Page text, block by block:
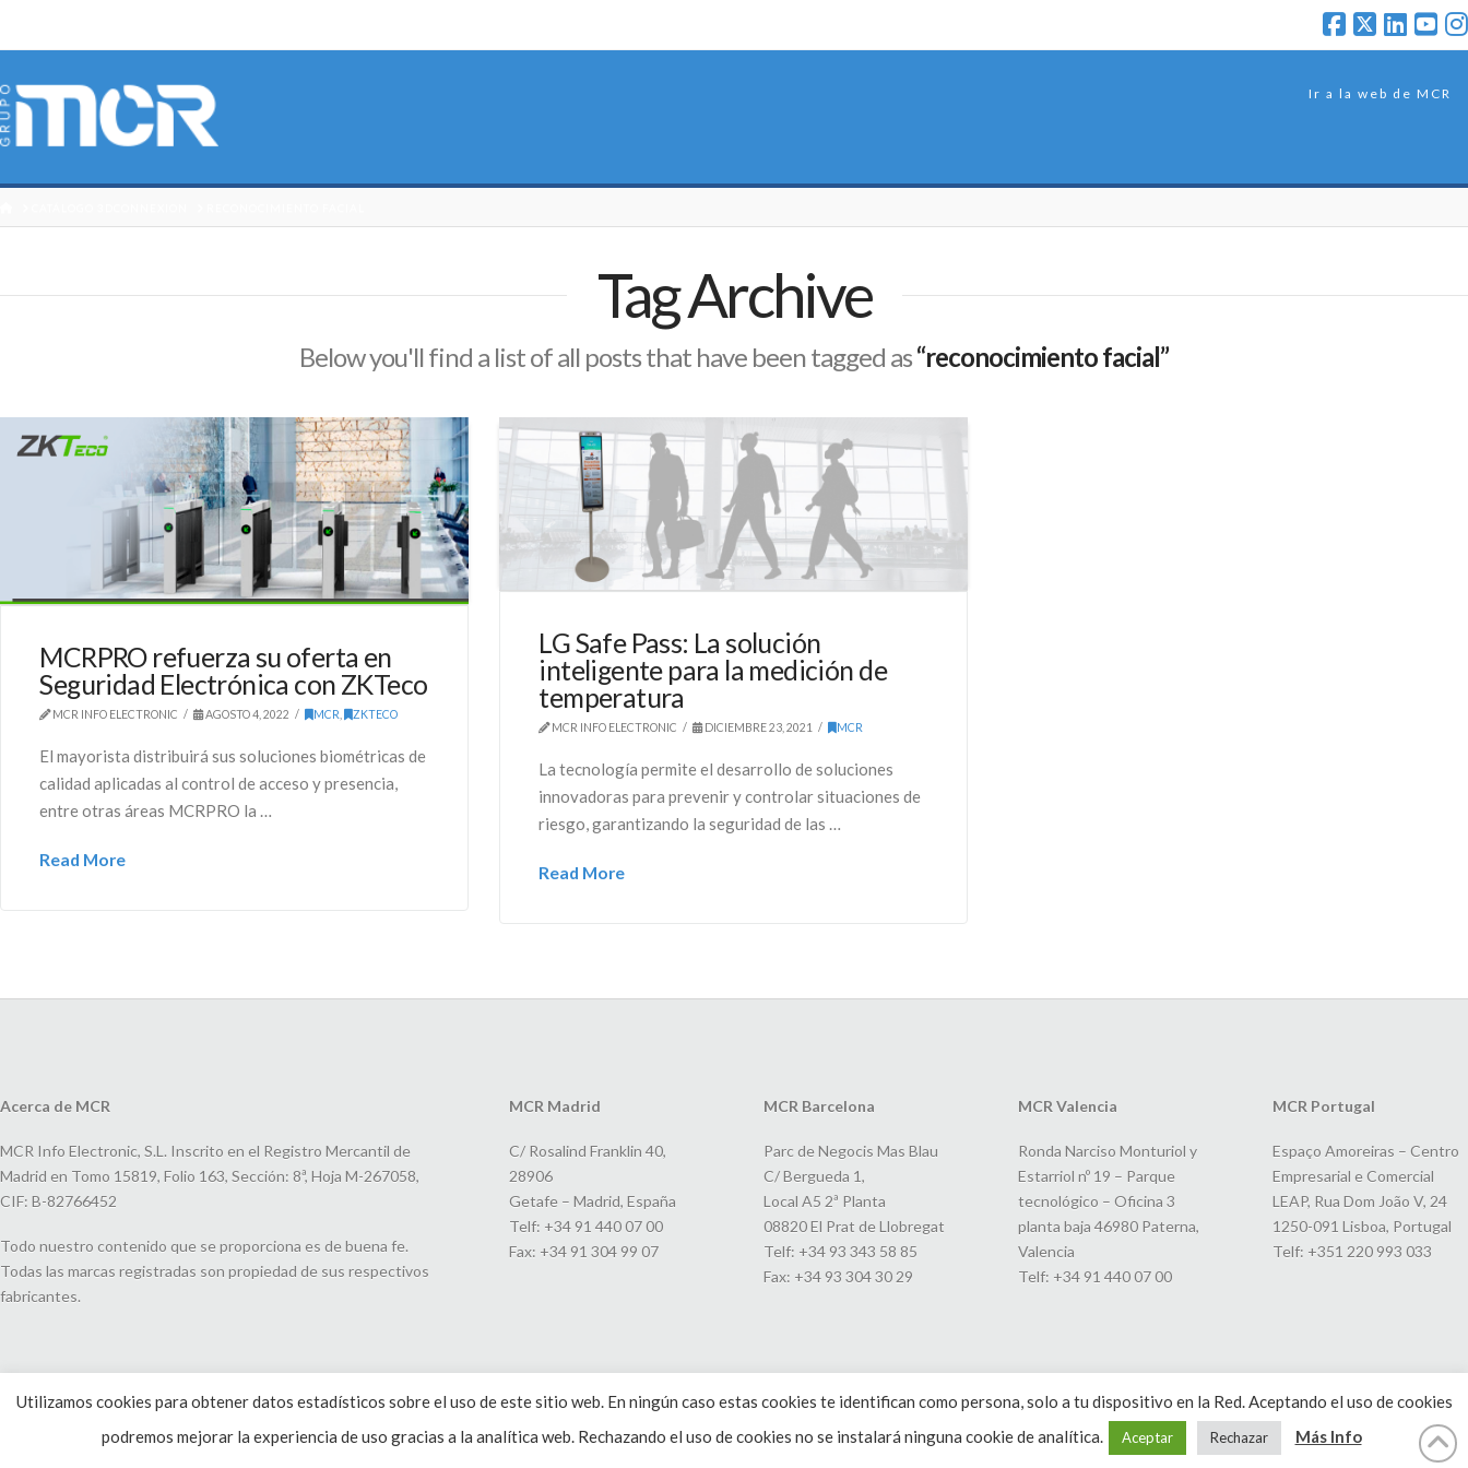
Ir a la web de MCR
Tag Archive
Below you'll find a list of all posts that have been tagged as“reconocimiento facial”
MCRPRO refuerza su oferta en
Seguridad Electrónica con ZKTeco
MCR INFO ELECTRONIC AGOSTO 4, 2022 MCR , ZKTECO
El mayorista distribuirá sus soluciones biométricas de
calidad aplicadas al control de acceso y presencia,
entre otras áreas MCRPRO la …
Read More
LG Safe Pass: La solución
inteligente para la medición de
temperatura
MCR INFO ELECTRONIC DICIEMBRE 23, 2021 MCR
La tecnología permite el desarrollo de soluciones
innovadoras para prevenir y controlar situaciones de
riesgo, garantizando la seguridad de las …
Read More
Acerca de MCR
MCR Info Electronic, S.L. Inscrito en el Registro Mercantil de
Madrid en Tomo 15819, Folio 163, Sección: 8ª, Hoja M-267058,
CIF: B-82766452
Todo nuestro contenido que se proporciona es de buena fe.
Todas las marcas registradas son propiedad de sus respectivos
fabricantes.
MCR Madrid
C/ Rosalind Franklin 40,
28906
Getafe – Madrid, España
Telf: +34 91 440 07 00
Fax: +34 91 304 99 07
MCR Barcelona
Parc de Negocis Mas Blau
C/ Bergueda 1,
Local A5 2ª Planta
08820 El Prat de Llobregat
Telf: +34 93 343 58 85
Fax: +34 93 304 30 29
MCR Valencia
Ronda Narciso Monturiol y
Estarriol nº 19 – Parque
tecnológico – Oficina 3
planta baja 46980 Paterna,
Valencia
Telf: +34 91 440 07 00
MCR Portugal
Espaço Amoreiras – Centro
Empresarial e Comercial
LEAP, Rua Dom João V, 24
1250-091 Lisboa, Portugal
Telf: +351 220 993 033
Utilizamos cookies para obtener datos estadísticos sobre el uso de este sitio web. En ningún caso estas cookies te identifican como persona, solo a tu dispositivo en la Red. Aceptando el uso de cookies
podremos mejorar la experiencia de uso gracias a la analítica web. Rechazando el uso de cookies no se instalará ninguna cookie de analítica.
Aceptar Rechazar Más Info